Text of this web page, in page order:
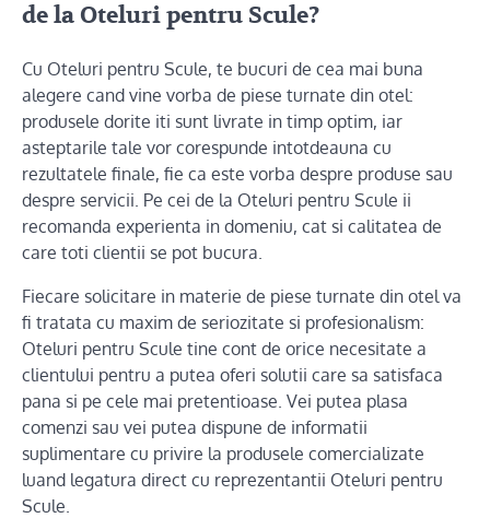
de la Oteluri pentru Scule?
Cu Oteluri pentru Scule, te bucuri de cea mai buna
alegere cand vine vorba de piese turnate din otel:
produsele dorite iti sunt livrate in timp optim, iar
asteptarile tale vor corespunde intotdeauna cu
rezultatele finale, fie ca este vorba despre produse sau
despre servicii. Pe cei de la Oteluri pentru Scule ii
recomanda experienta in domeniu, cat si calitatea de
care toti clientii se pot bucura.
Fiecare solicitare in materie de piese turnate din otel va
fi tratata cu maxim de seriozitate si profesionalism:
Oteluri pentru Scule tine cont de orice necesitate a
clientului pentru a putea oferi solutii care sa satisfaca
pana si pe cele mai pretentioase. Vei putea plasa
comenzi sau vei putea dispune de informatii
suplimentare cu privire la produsele comercializate
luand legatura direct cu reprezentantii Oteluri pentru
Scule.